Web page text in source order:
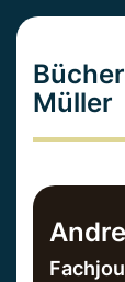
Müller